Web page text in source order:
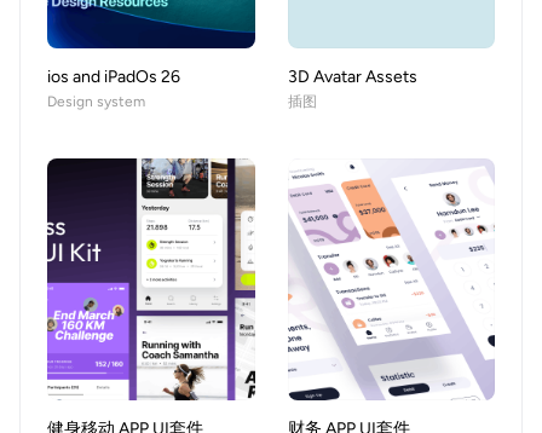
ios and iPadOs 26
Design system
3D Avatar Assets
插图
健身移动 APP UI套件 财务 APP UI套件